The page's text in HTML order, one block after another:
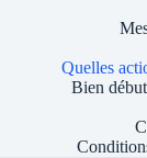
Quelles
Bien